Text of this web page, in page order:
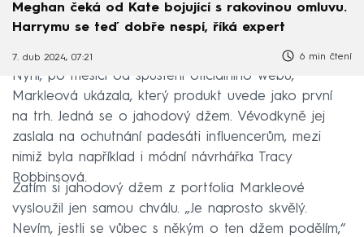
Meghan čeká od Kate bojující s rakovinou omluvu.
Harrymu se teď dobře nespí, říká expert
7. dub 2024, 07:21 6 min čtení
Nyní, po měsíci od spuštění oficiálního webu,
Markleová ukázala, který produkt uvede jako první
na trh. Jedná se o jahodový džem. Vévodkyně jej
zaslala na ochutnání padesáti influencerům, mezi
nimiž byla například i módní návrhářka Tracy
Robbinsová.
Zatím si jahodový džem z portfolia Markleové
vysloužil jen samou chválu. „Je naprosto skvělý.
Nevím, jestli se vůbec s někým o ten džem podělím,“